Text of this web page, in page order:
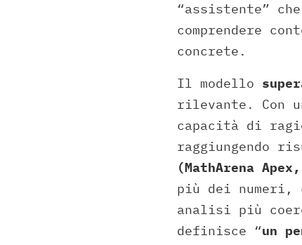
“assistente”
comprendere
concrete.
Il modello
rilevante. Con
capacità di
raggiungendo
(MathArena
più dei numeri,
analisi più
definisce “un